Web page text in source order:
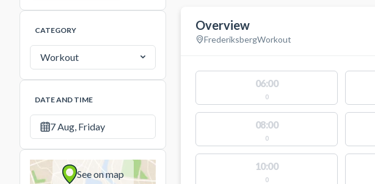
CATEGORY
Workout
DATE AND TIME
7 Aug, Friday
See on map
Overview
FrederiksbergWorkout
06:00
0
08:00
0
10:00
0